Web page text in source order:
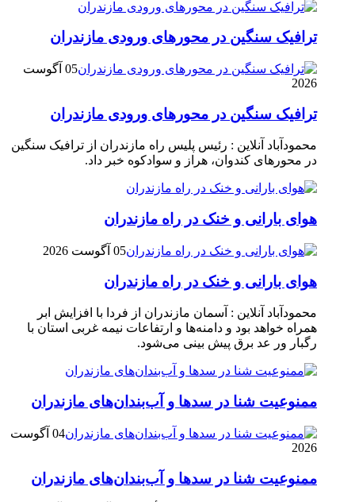
ترافیک سنگین در محور‌های ورودی مازندران
05 آگوست
2026
ترافیک سنگین در محور‌های ورودی مازندران
محمودآباد آنلاین : رئیس پلیس راه مازندران از ترافیک سنگین
در محور‌های کندوان، هراز و سوادکوه خبر داد.
هوای بارانی و خنک در راه مازندران
05 آگوست 2026
هوای بارانی و خنک در راه مازندران
محمودآباد آنلاین : آسمان مازندران از فردا با افزایش ابر
همراه خواهد بود و دامنه‌ها و ارتفاعات نیمه غربی استان با
رگبار ور عد برق پیش بینی می‌شود.
ممنوعیت شنا در سدها و آب‌بندان‌‌های مازندران
04 آگوست
2026
ممنوعیت شنا در سدها و آب‌بندان‌‌های مازندران